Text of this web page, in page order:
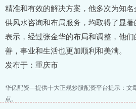
精准和有效的解决方案，他多次为知
供风水咨询和布局服务，均取得了显
表示，经过张金华的布局和调整，他
善，事业和生活也更加顺利和美满。
发布于：重庆市
华亿配资—提供十大正规炒股配资平台提示：文
点。